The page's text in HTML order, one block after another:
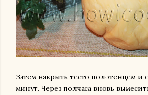
Затем накрыть тесто полотенцем и
минут. Через полчаса вновь